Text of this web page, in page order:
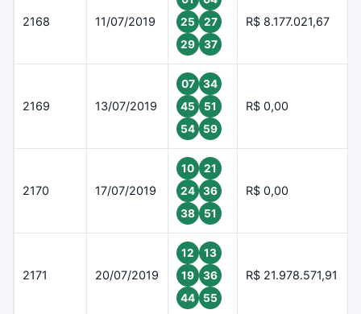
2168 11/07/2019
25
27
29
37
R$ 8.177.021,67
2169 13/07/2019
07
34
45
51
54
59
R$ 0,00
2170 17/07/2019
10
21
24
36
38
51
R$ 0,00
2171 20/07/2019
12
13
19
36
44
55
R$ 21.978.571,91